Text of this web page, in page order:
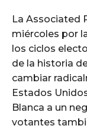
La Associated
miércoles por
los ciclos
de la historia
cambiar
Estados
Blanca a un
votantes